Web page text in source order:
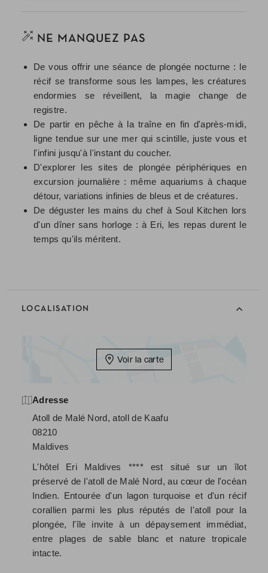
NE MANQUEZ PAS
De vous offrir une séance de plongée nocturne : le
récif se transforme sous les lampes, les créatures
endormies se réveillent, la magie change de
registre.
De partir en pêche à la traîne en fin d'après-midi,
ligne tendue sur une mer qui scintille, juste vous et
l'infini jusqu'à l'instant du coucher.
D'explorer les sites de plongée périphériques en
excursion journalière : même aquariums à chaque
détour, variations infinies de bleus et de créatures.
De déguster les mains du chef à Soul Kitchen lors
d'un dîner sans horloge : à Eri, les repas durent le
temps qu'ils méritent.
LOCALISATION
Voir la carte
Adresse
Atoll de Malé Nord, atoll de Kaafu
08210
Maldives
L'hôtel Eri Maldives **** est situé sur un îlot
préservé de l'atoll de Malé Nord, au cœur de l'océan
Indien. Entourée d'un lagon turquoise et d'un récif
corallien parmi les plus réputés de l'atoll pour la
plongée, l'île invite à un dépaysement immédiat,
entre plages de sable blanc et nature tropicale
intacte.